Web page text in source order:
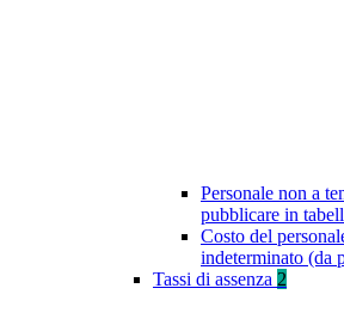
Personale non a
pubblicare in
Costo del
indeterminato (da
Tassi di assenza 2